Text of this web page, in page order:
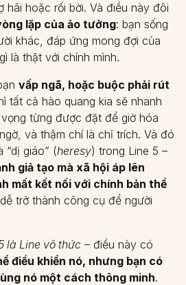
hãi hoặc rối bời. Và điều này đôi
lặp của ảo tưởng: bạn sống
khác, đáp ứng mong đợi của
là thật với chính mình.
vấp ngã, hoặc buộc phải rút
tất cả hào quang kia sẽ nhanh
từng được đặt để giờ hóa
và thậm chí là chỉ trích. Và đó
“dị giáo” (heresy) trong Line 5 –
giả tạo mà xã hội áp lên
mất kết nối với chính bản thể
trở thành công cụ để người
là Line vô thức – điều này có
điều khiển nó, nhưng bạn có
nó một cách thông minh.